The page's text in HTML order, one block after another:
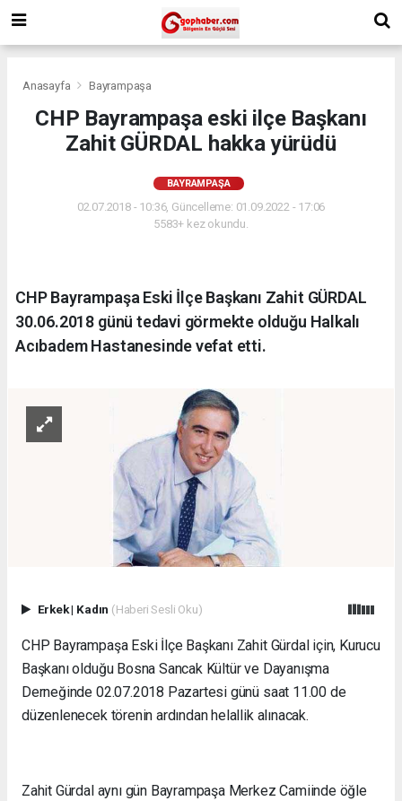
Anasayfa Bayrampaşa
CHP Bayrampaşa eski ilçe Başkanı
Zahit GÜRDAL hakka yürüdü
BAYRAMPAŞA
02.07.2018 - 10:36, Güncelleme: 01.09.2022 - 17:06
5583+ kez okundu.
CHP Bayrampaşa Eski İlçe Başkanı Zahit GÜRDAL
30.06.2018 günü tedavi görmekte olduğu Halkalı
Acıbadem Hastanesinde vefat etti.
Erkek| Kadın (Haberi Sesli Oku)
CHP Bayrampaşa Eski İlçe Başkanı Zahit Gürdal için, Kurucu
Başkanı olduğu Bosna Sancak Kültür ve Dayanışma
Derneğinde 02.07.2018 Pazartesi günü saat 11.00 de
düzenlenecek törenin ardından helallik alınacak.
Zahit Gürdal aynı gün Bayrampaşa Merkez Camiinde öğle